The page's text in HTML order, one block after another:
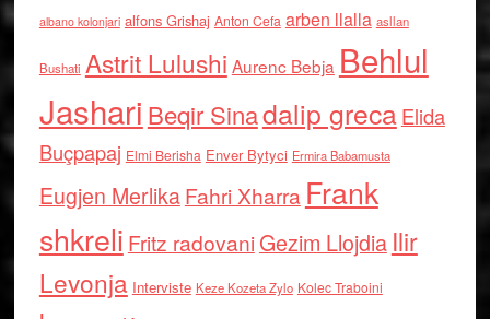
albano kolonjari alfons Grishaj Anton Cefa arben llalla asllan
Bushati Astrit Lulushi Aurenc Bebja Behlul
Jashari Beqir Sinadalip grecaElida
Buçpapaj Elmi Berisha Enver Bytyci Ermira Babamusta
Eugjen MerlikaFahri Xharra Frank
shkreli Fritz radovaniGezim Llojdia Ilir
Levonja Interviste Keze Kozeta Zylo Kolec Traboini